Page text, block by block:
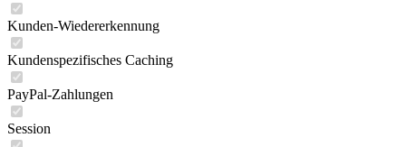
Kunden-Wiedererkennung
Kundenspezifisches Caching
PayPal-Zahlungen
Session